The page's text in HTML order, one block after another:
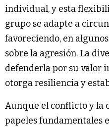
individual, y esta
grupo se adapte a
favoreciendo, en
sobre la agresión. La
defenderla por su valor
otorga resiliencia y
Aunque el conflicto y la
papeles fundamentales